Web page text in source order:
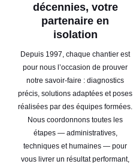
décennies, votre
partenaire en
isolation
Depuis 1997, chaque chantier est
pour nous l’occasion de prouver
notre savoir-faire : diagnostics
précis, solutions adaptées et poses
réalisées par des équipes formées.
Nous coordonnons toutes les
étapes — administratives,
techniques et humaines — pour
vous livrer un résultat performant,